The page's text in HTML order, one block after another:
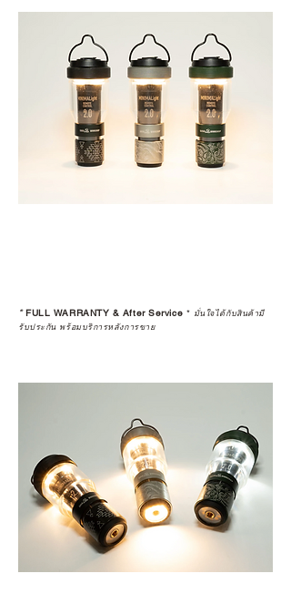
*FULL WARRANTY & After Service * มั่นใจได้กับสินค้ามี
รับประกัน พร้อมบริการหลังการขาย